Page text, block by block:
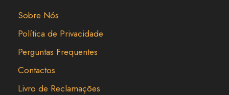
Sobre Nós
Política de Privacidade
Perguntas Frequentes
Contactos
Livro de Reclamações